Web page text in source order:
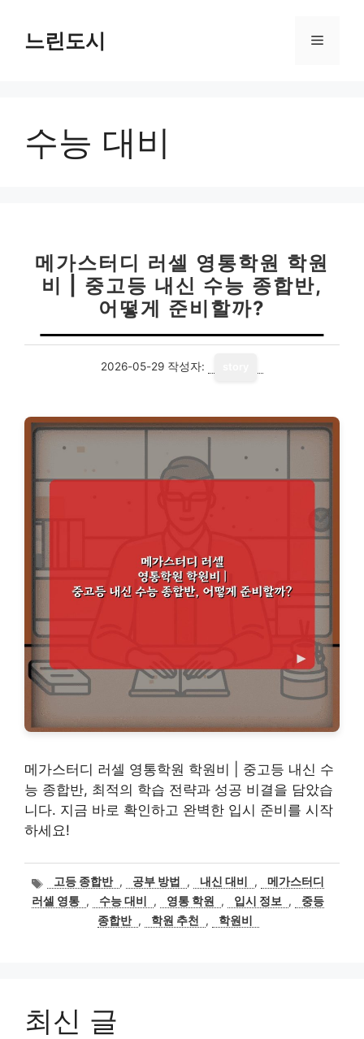
느린도시 메
수능 대비
메가스터디 러셀 영통학원 학원
비 | 중고등 내신 수능 종합반,
어떻게 준비할까?
2026-05-29 작성자:
메가스터디 러셀 영통학원 학원비 | 중고등 내신 수
능 종합반, 최적의 학습 전략과 성공 비결을 담았습
니다. 지금 바로 확인하고 완벽한 입시 준비를 시작
하세요!
태
그
고등 종합반 , 공부 방법 , 내신 대비 ,
메가스터디
러셀 영통 , 수능 대비 , 영통 학원 , 입시 정보 ,
중등
종합반 , 학원 추천 , 학원비
최신 글